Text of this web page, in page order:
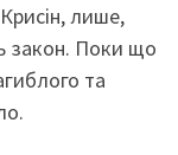
лише,
закон. Поки що
та